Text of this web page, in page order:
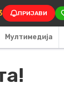
ПРИЈАВИ
Мултимедија